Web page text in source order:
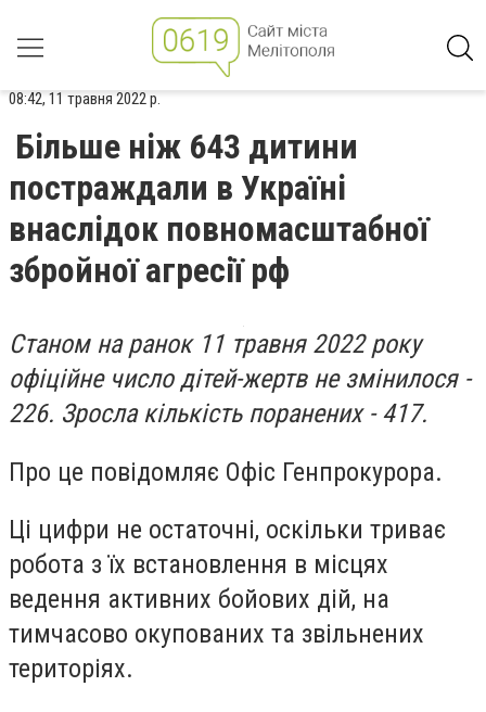
08:42, 11 травня 2022 р.
Більше ніж 643 дитини
постраждали в Україні
внаслідок повномасштабної
збройної агресії рф
Станом на ранок 11 травня 2022 року
офіційне число дітей-жертв не змінилося -
226. Зросла кількість поранених - 417.
Про це повідомляє Офіс Генпрокурора.
Ці цифри не остаточні, оскільки триває
робота з їх встановлення в місцях
ведення активних бойових дій, на
тимчасово окупованих та звільнених
територіях.